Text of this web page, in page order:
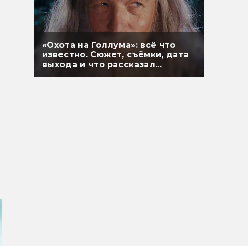
«Охота на Голлума»: всё что
известно. Сюжет, съёмки, дата
выхода и что рассказал